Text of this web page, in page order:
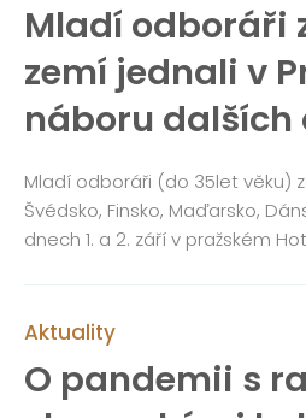
Mladí odboráři
zemí jednali v
náboru dalších
Mladí odboráři (do 35let věku)
Švédsko, Finsko, Maďarsko,
dnech 1. a 2. září v pražském
Aktuality
O pandemii s